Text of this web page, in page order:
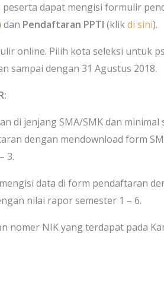
peserta dapat mengisi formulir
dan Pendaftaran PPTI (klikdi sini).
online. Pilih kota seleksi untuk
sampai dengan 31 Agustus 2018.
di jenjang SMA/SMK dan minimal
dengan mendownload form
3.
data di form pendaftaran
nilai rapor semester 1 – 6.
nomer NIK yang terdapat pada